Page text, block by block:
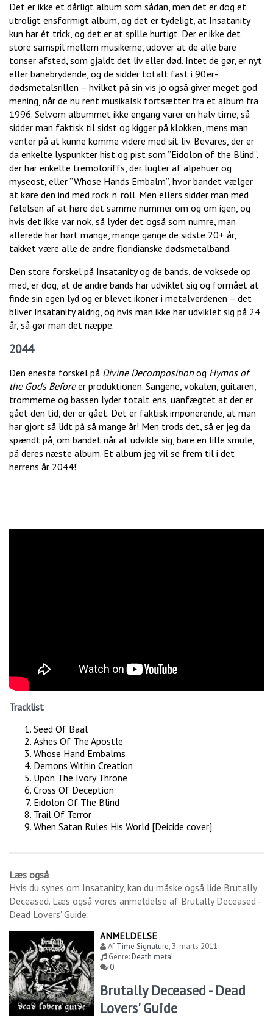
Det er ikke et dårligt album som sådan, men det er dog et
utroligt ensformigt album, og det er tydeligt, at Insatanity
kun har ét trick, og det er at spille hurtigt. Der er ikke det
store samspil mellem musikerne, udover at de alle bare
tonser afsted, som gjaldt det liv eller død. Intet de gør, er nyt
eller banebrydende, og de sidder totalt fast i 90’er-
dødsmetalsrillen – hvilket på sin vis jo også giver meget god
mening, når de nu rent musikalsk fortsætter fra et album fra
1996. Selvom albummet ikke engang varer en halv time, så
sidder man faktisk til sidst og kigger på klokken, mens man
venter på at kunne komme videre med sit liv. Bevares, der er
da enkelte lyspunkter hist og pist som ”Eidolon of the Blind”,
der har enkelte tremoloriffs, der lugter af alpehuer og
myseost, eller ”Whose Hands Embalm”, hvor bandet vælger
at køre den ind med rock ’n’ roll. Men ellers sidder man med
følelsen af at høre det samme nummer om og om igen, og
hvis det ikke var nok, så lyder det også som numre, man
allerede har hørt mange, mange gange de sidste 20+ år,
takket være alle de andre floridianske dødsmetalband.
Den store forskel på Insatanity og de bands, de voksede op
med, er dog, at de andre bands har udviklet sig og formået at
finde sin egen lyd og er blevet ikoner i metalverdenen – det
bliver Insatanity aldrig, og hvis man ikke har udviklet sig på 24
år, så gør man det næppe.
2044
Den eneste forskel på Divine Decomposition og Hymns of
the Gods Beforeer produktionen. Sangene, vokalen, guitaren,
trommerne og bassen lyder totalt ens, uanfægtet at der er
gået den tid, der er gået. Det er faktisk imponerende, at man
har gjort så lidt på så mange år! Men trods det, så er jeg da
spændt på, om bandet når at udvikle sig, bare en lille smule,
på deres næste album. Et album jeg vil se frem til i det
herrens år 2044!
Tracklist
Seed Of Baal
Ashes Of The Apostle
Whose Hand Embalms
Demons Within Creation
Upon The Ivory Throne
Cross Of Deception
Eidolon Of The Blind
Trail Of Terror
When Satan Rules His World [Deicide cover]
Læs også
Hvis du synes om Insatanity, kan du måske også lide Brutally
Deceased. Læs også vores anmeldelse af Brutally Deceased -
Dead Lovers' Guide:
ANMELDELSE
Af Time Signature, 3. marts 2011
Genre:Death metal
0
Brutally Deceased - Dead
Lovers' Guide